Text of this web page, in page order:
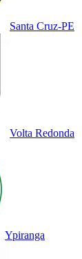
Santa Cruz-PE
Volta Redonda
Ypiranga